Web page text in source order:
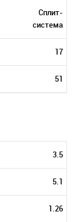
Сплит-
система
17
51
3.5
5.1
1.26